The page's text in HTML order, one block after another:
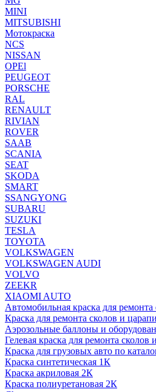
MINI
MITSUBISHI
Мотокраска
NCS
NISSAN
OPEl
PEUGEOT
PORSCHE
RAL
RENAULT
RIVIAN
ROVER
SAAB
SCANIA
SEAT
SKODA
SMART
SSANGYONG
SUBARU
SUZUKI
TESLA
TOYOTA
VOLKSWAGEN
VOLKSWAGEN AUDI
VOLVO
ZEEKR
XIAOMI AUTO
Автомобильная краска для
Краска для ремонта сколов и
Аэрозольные баллоны и
Гелевая краска для ремонта сколов
Краска для грузовых авто по
Краска синтетическая 1К
Краска акриловая 2К
Краска полиуретановая 2К